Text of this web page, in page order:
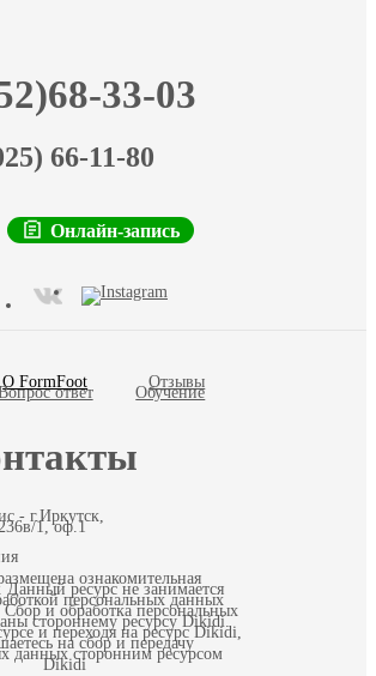
33-03
66-11-80
Онлайн-запись
О FormFoot Отзывы
ответ Обучение
- г.Иркутск,
1, оф.1
ознакомительная
ресурс не занимается
персональных данных
Сбор и обработка персональных
стороннему ресурсу Dikidi.
и переходя на ресурс Dikidi,
на сбор и передачу
данных сторонним ресурсом
Dikidi